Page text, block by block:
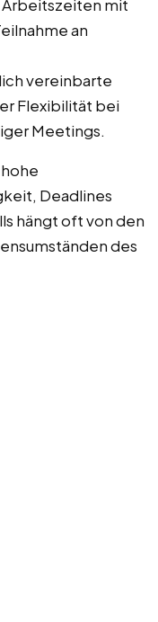
Arbeitszeiten mit
an
vereinbarte
Flexibilität bei
Meetings.
Deadlines
hängt oft von den
des